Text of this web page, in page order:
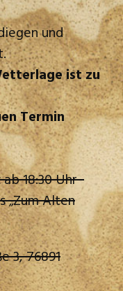
und
ist zu
Termin
ab 18:30 Uhr
„Zum Alten
3, 76891